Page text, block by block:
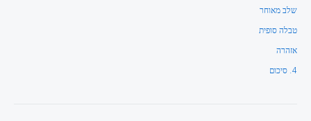
שלב מאוחר
טבלה סופית
אזהרה
4. סיכום